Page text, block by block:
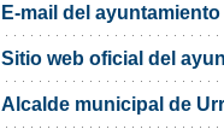
E-mail del ayuntamiento
Sitio web oficial del
Alcalde municipal de